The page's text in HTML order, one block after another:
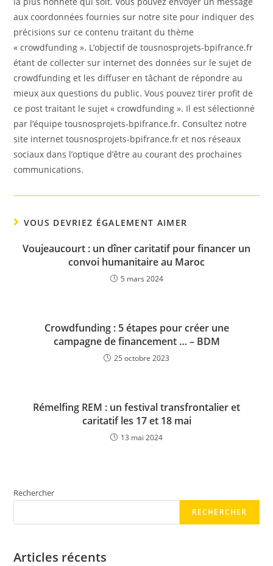
aux coordonnées fournies sur notre site pour indiquer des
précisions sur ce contenu traitant du thème
« crowdfunding ». L’objectif de tousnosprojets-bpifrance.fr
étant de collecter sur internet des données sur le sujet de
crowdfunding et les diffuser en tâchant de répondre au
mieux aux questions du public. Vous pouvez tirer profit de
ce post traitant le sujet « crowdfunding ». Il est sélectionné
par l’équipe tousnosprojets-bpifrance.fr. Consultez notre
site internet tousnosprojets-bpifrance.fr et nos réseaux
sociaux dans l’optique d’être au courant des prochaines
communications.
VOUS DEVRIEZ ÉGALEMENT AIMER
Voujeaucourt : un dîner caritatif pour financer un
convoi humanitaire au Maroc
5 mars 2024
Crowdfunding : 5 étapes pour créer une
campagne de financement … – BDM
25 octobre 2023
Rémelfing REM : un festival transfrontalier et
caritatif les 17 et 18 mai
13 mai 2024
Rechercher
RECHERCHER
Articles récents